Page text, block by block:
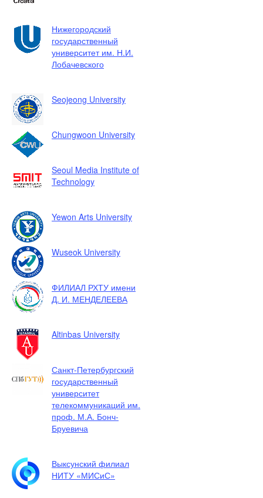
Нижегородский
государственный
университет им. Н.И.
Лобачевского
Seojeong University
Chungwoon University
Seoul Media Institute of
Technology
Yewon Arts University
Wuseok University
ФИЛИАЛ РХТУ имени
Д. И. МЕНДЕЛЕЕВА
Altinbas University
Санкт-Петербургский
государственный
университет
телекоммуникаций им.
проф. М.А. Бонч-
Бруевича
Выксунский филиал
НИТУ «МИСиС»